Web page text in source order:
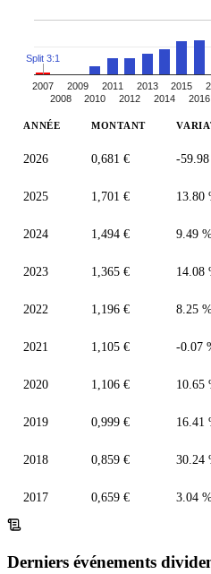
2007
2008
2009
2010
2011
2012
2013
2014
2015
2016
Split 3:1
ANNÉE MONTANT
2026 0,681 € -
2025 1,701 € 13.80
2024 1,494 € 9.49
2023 1,365 € 14.08
2022 1,196 € 8.25
2021 1,105 € -0.07
2020 1,106 € 10.65
2019 0,999 € 16.41
2018 0,859 € 30.24
2017 0,659 € 3.04
Derniers événements